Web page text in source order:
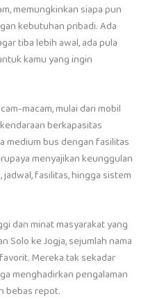
memungkinkan siapa pun
kebutuhan pribadi. Ada
tiba lebih awal, ada pula
kamu yang ingin
macam, mulai dari mobil
berkapasitas
medium bus dengan fasilitas
menyajikan keunggulan
fasilitas, hingga sistem
dan minat masyarakat yang
Solo ke Jogja, sejumlah nama
Mereka tak sekadar
menghadirkan pengalaman
bebas repot.